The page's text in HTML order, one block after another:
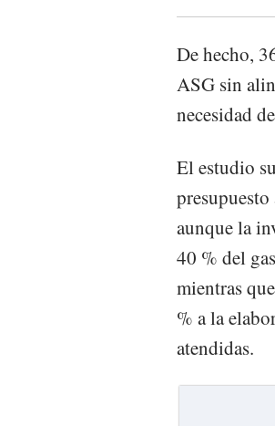
De hecho,
ASG sin
necesidad
El estudio
aunque la
40 % del
mientras
% a la
atendidas.